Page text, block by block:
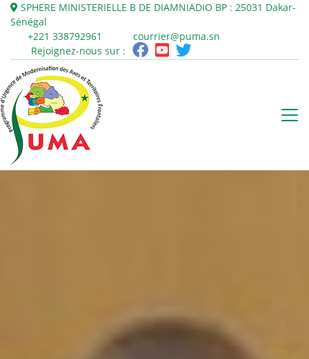
SPHERE MINISTERIELLE B DE DIAMNIADIO BP : 25031 Dakar-
Sénégal
+221 338792961
courrier@puma.sn
Rejoignez-nous sur :